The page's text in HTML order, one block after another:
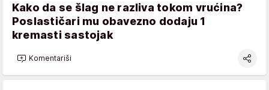
Kako da se šlag ne razliva tokom vrućina?
Poslastičari mu obavezno dodaju 1
kremasti sastojak
Komentariši